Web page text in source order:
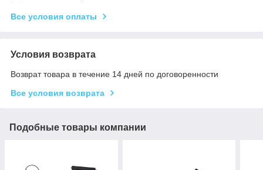
Все условия оплаты
Условия возврата
Возврат товара в течение 14 дней по договоренности
Все условия возврата
Подобные товары компании